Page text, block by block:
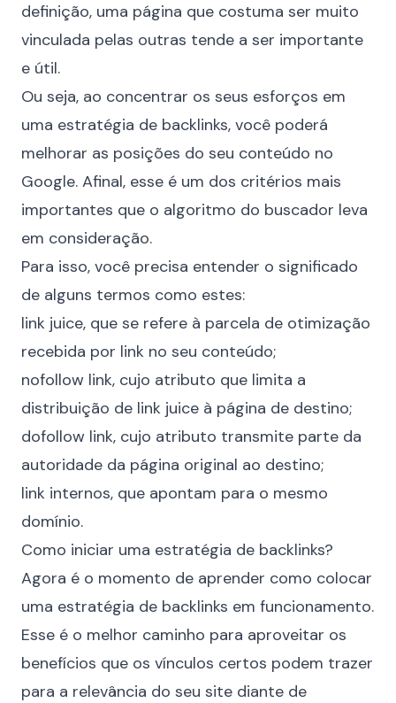
definição, uma página que costuma ser muito
vinculada pelas outras tende a ser importante
e útil.
Ou seja, ao concentrar os seus esforços em
uma estratégia de backlinks, você poderá
melhorar as posições do seu conteúdo no
Google. Afinal, esse é um dos critérios mais
importantes que o algoritmo do buscador leva
em consideração.
Para isso, você precisa entender o significado
de alguns termos como estes:
link juice, que se refere à parcela de otimização
recebida por link no seu conteúdo;
nofollow link, cujo atributo que limita a
distribuição de link juice à página de destino;
dofollow link, cujo atributo transmite parte da
autoridade da página original ao destino;
link internos, que apontam para o mesmo
domínio.
Como iniciar uma estratégia de backlinks?
Agora é o momento de aprender como colocar
uma estratégia de backlinks em funcionamento.
Esse é o melhor caminho para aproveitar os
benefícios que os vínculos certos podem trazer
para a relevância do seu site diante de